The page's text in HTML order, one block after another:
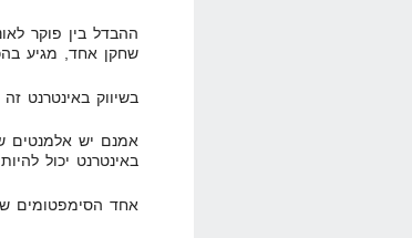
ההבדל בין פוקר
שחקן אחד, מגיע
בשיווק באינטרנט
אמנם יש אלמנטים
באינטרנט יכול
אחד הסימפטומים